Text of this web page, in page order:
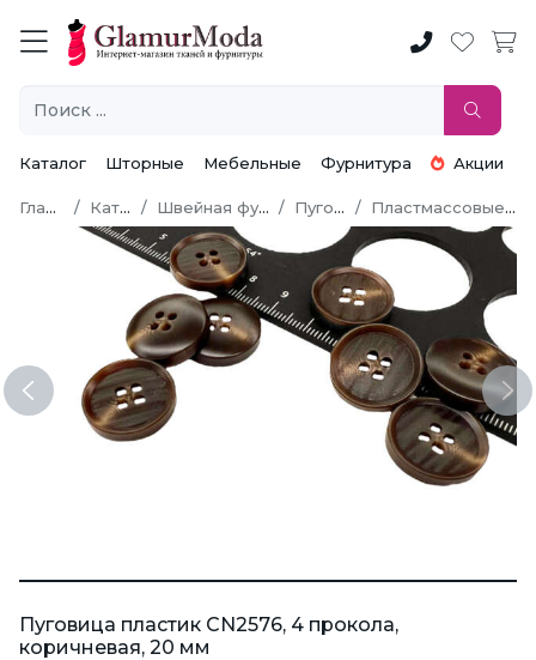
Каталог Шторные Мебельные Фурнитура Акции
Главная Каталог Швейная фурнитура Пуговицы Пластмассовые пуговицы
Previous
Пуговица пластик CN2576, 4 прокола,
коричневая, 20 мм